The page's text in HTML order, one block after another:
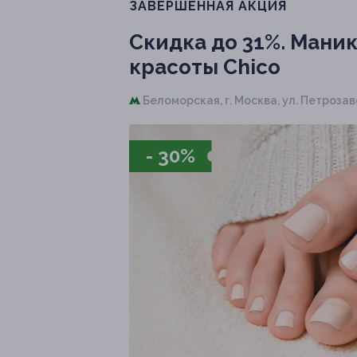
ЗАВЕРШЁННАЯ АКЦИЯ
Скидка до 31%.
красоты Chico
Беломорская, г. Москва, ул.
- 30%